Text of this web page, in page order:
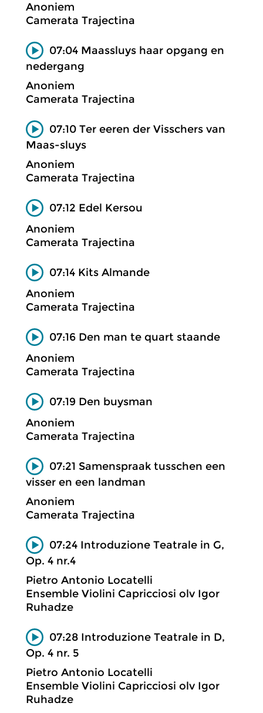
Anoniem
Camerata Trajectina
07:04 Maassluys haar opgang en
nedergang
Anoniem
Camerata Trajectina
07:10 Ter eeren der Visschers van
Maas-sluys
Anoniem
Camerata Trajectina
07:12 Edel Kersou
Anoniem
Camerata Trajectina
07:14 Kits Almande
Anoniem
Camerata Trajectina
07:16 Den man te quart staande
Anoniem
Camerata Trajectina
07:19 Den buysman
Anoniem
Camerata Trajectina
07:21 Samenspraak tusschen een
visser en een landman
Anoniem
Camerata Trajectina
07:24 Introduzione Teatrale in G,
Op. 4 nr.4
Pietro Antonio Locatelli
Ensemble Violini Capricciosi olv Igor
Ruhadze
07:28 Introduzione Teatrale in D,
Op. 4 nr. 5
Pietro Antonio Locatelli
Ensemble Violini Capricciosi olv Igor
Ruhadze